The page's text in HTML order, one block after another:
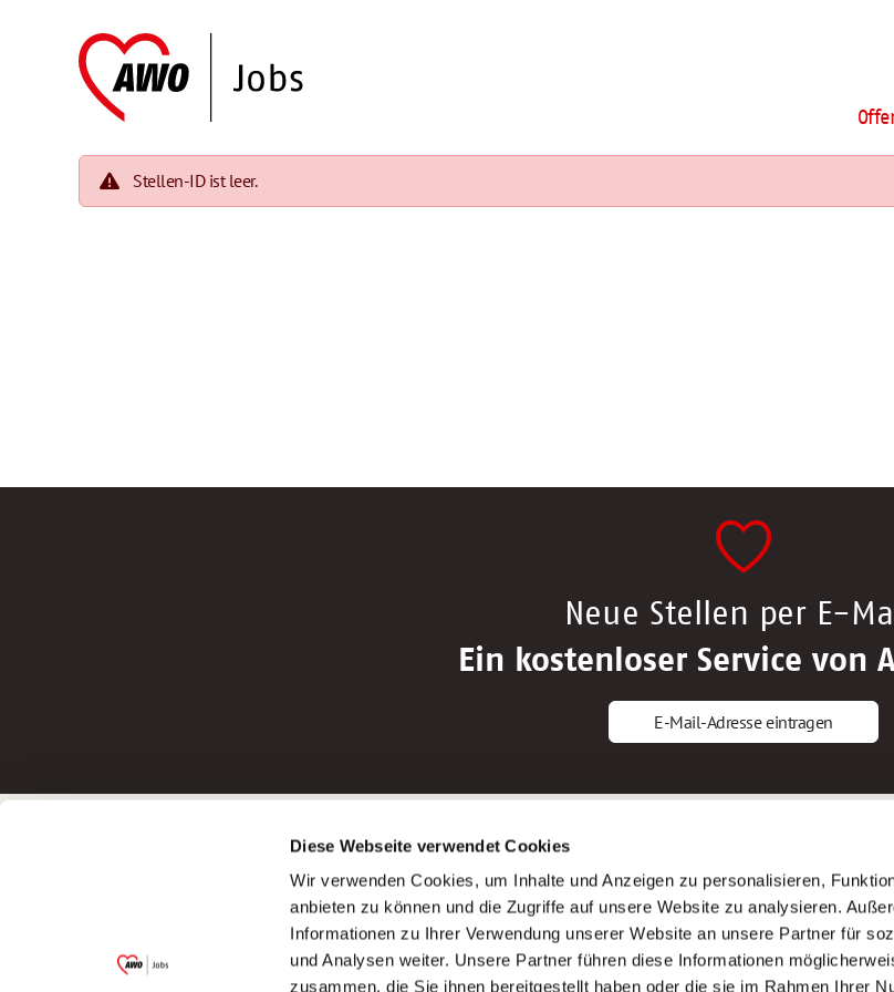
Diese Webseite verwendet Cookies
Wir verwenden Cookies, um Inhalte und Anzeigen zu personalisieren,
anbieten zu können und die Zugriffe auf unsere Website zu analysieren.
Informationen zu Ihrer Verwendung unserer Website an unsere Partner für
und Analysen weiter. Unsere Partner führen diese Informationen
zusammen, die Sie ihnen bereitgestellt haben oder die sie im Rahmen Ihrer
Stellen-ID ist leer.
Neue Stellen per E-
Ein kostenloser Service von
E-Mail-Adresse eintragen
Garitz Bewirtschaftungsbetriebe GmbH
(Ein Tochterunternehmen des AWO
Bezirksverbandes Unterfranken e.V.)
Bewerbungstipps
Bewerbung als Altenpfleger*in
Bewerbung als Krankenpfleger*in
Bewerbung als Altenpflegehelfer*in
Bewerbung als Erzieher*in
AWO Gliederungen
Stellenangebote
Sitemap
Impressum
Datenschutz